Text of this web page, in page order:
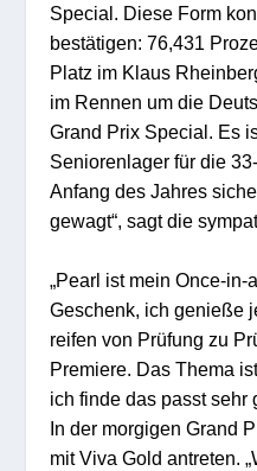
Special. Diese Form
bestätigen: 76,431
Platz im Klaus
im Rennen um die
Grand Prix Special. Es
Seniorenlager für die
Anfang des Jahres
gewagt“, sagt die
„Pearl ist mein Once-
Geschenk, ich genieße
reifen von Prüfung zu
Premiere. Das Thema
ich finde das passt sehr
In der morgigen Grand
mit Viva Gold antreten.